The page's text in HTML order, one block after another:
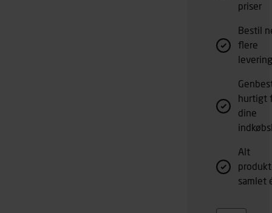
priser
Bestil
flere
hurtigt
dine
Alt
samlet